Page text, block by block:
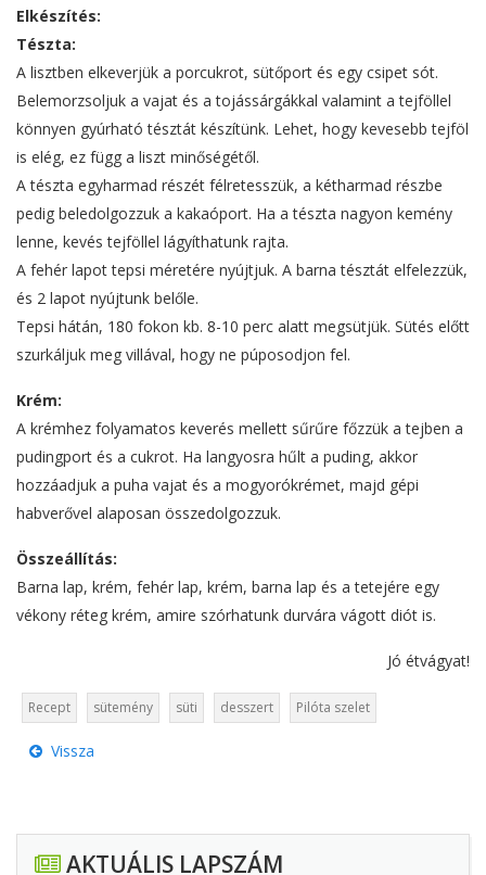
Elkészítés:
Tészta:
A lisztben elkeverjük a porcukrot, sütőport és egy csipet sót.
Belemorzsoljuk a vajat és a tojássárgákkal valamint a tejföllel
könnyen gyúrható tésztát készítünk. Lehet, hogy kevesebb tejföl
is elég, ez függ a liszt minőségétől.
A tészta egyharmad részét félretesszük, a kétharmad részbe
pedig beledolgozzuk a kakaóport. Ha a tészta nagyon kemény
lenne, kevés tejföllel lágyíthatunk rajta.
A fehér lapot tepsi méretére nyújtjuk. A barna tésztát elfelezzük,
és 2 lapot nyújtunk belőle.
Tepsi hátán, 180 fokon kb. 8-10 perc alatt megsütjük. Sütés előtt
szurkáljuk meg villával, hogy ne púposodjon fel.
Krém:
A krémhez folyamatos keverés mellett sűrűre főzzük a tejben a
pudingport és a cukrot. Ha langyosra hűlt a puding, akkor
hozzáadjuk a puha vajat és a mogyorókrémet, majd gépi
habverővel alaposan összedolgozzuk.
Összeállítás:
Barna lap, krém, fehér lap, krém, barna lap és a tetejére egy
vékony réteg krém, amire szórhatunk durvára vágott diót is.
Jó étvágyat!
Recept sütemény süti desszert Pilóta szelet
Vissza
AKTUÁLIS LAPSZÁM